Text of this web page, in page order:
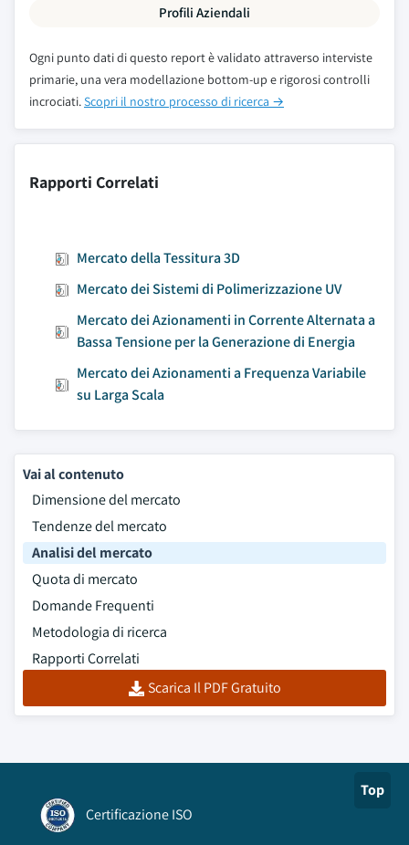
Profili Aziendali
Ogni punto dati di questo report è validato attraverso interviste
primarie, una vera modellazione bottom-up e rigorosi controlli
incrociati.Scopri il nostro processo di ricerca →
Rapporti Correlati
Mercato della Tessitura 3D
Mercato dei Sistemi di Polimerizzazione UV
Mercato dei Azionamenti in Corrente Alternata a
Bassa Tensione per la Generazione di Energia
Mercato dei Azionamenti a Frequenza Variabile
su Larga Scala
Vai al contenuto
Dimensione del mercato
Tendenze del mercato
Analisi del mercato
Quota di mercato
Domande Frequenti
Metodologia di ricerca
Rapporti Correlati
Scarica Il PDF Gratuito
Top
Certificazione ISO